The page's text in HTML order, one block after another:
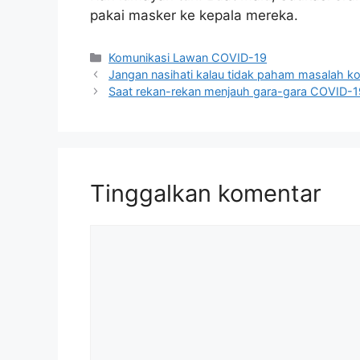
pakai masker ke kepala mereka.
Kategori
Komunikasi Lawan COVID-19
Jangan nasihati kalau tidak paham masalah
Saat rekan-rekan menjauh gara-gara COVID-
Tinggalkan komentar